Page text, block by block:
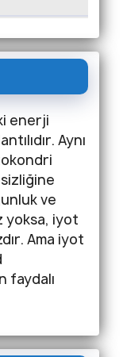
enerji
Aynı
ve
yoksa, iyot
Ama iyot
faydalı